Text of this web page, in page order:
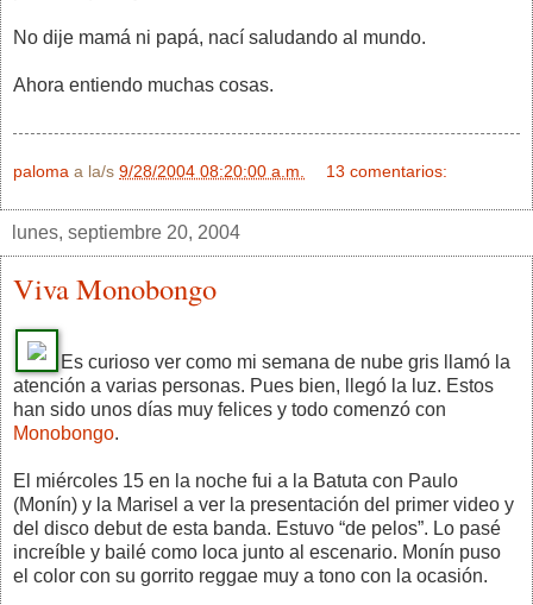
No dije mamá ni papá, nací saludando al mundo.
Ahora entiendo muchas cosas.
paloma a la/s 9/28/2004 08:20:00 a.m. 13 comentarios:
lunes, septiembre 20, 2004
Viva Monobongo
Es curioso ver como mi semana de nube gris llamó la
atención a varias personas. Pues bien, llegó la luz. Estos
han sido unos días muy felices y todo comenzó con
Monobongo.
El miércoles 15 en la noche fui a la Batuta con Paulo
(Monín) y la Marisel a ver la presentación del primer video y
del disco debut de esta banda. Estuvo “de pelos”. Lo pasé
increíble y bailé como loca junto al escenario. Monín puso
el color con su gorrito reggae muy a tono con la ocasión.